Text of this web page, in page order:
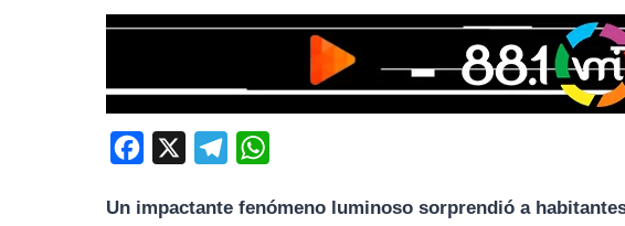
c
l
a
Un impactante fenómeno luminoso sorprendió a